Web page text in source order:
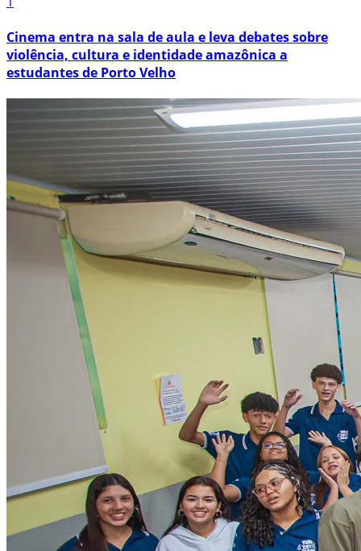
Cinema entra na sala de aula e leva debates sobre
violência, cultura e identidade amazônica a
estudantes de Porto Velho